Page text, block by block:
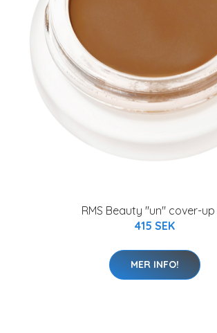
RMS Beauty "un" cover-up
415 SEK
MER INFO!